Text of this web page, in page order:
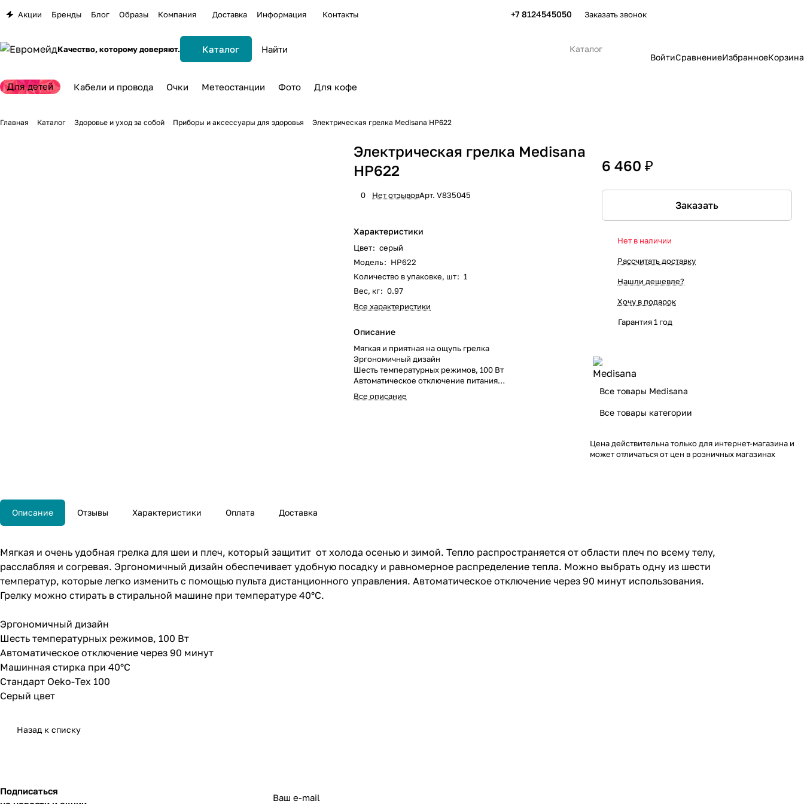
Акции Бренды Блог Образы Компания Доставка Информация Контакты +7 8124545050 Заказать звонок
Качество, которому доверяют. Каталог
Каталог
ВойтиСравнениеИзбранноеКорзина
Для детей Кабели и провода Очки Метеостанции Фото Для кофе
Главная Каталог Здоровье и уход за собой Приборы и аксессуары для здоровья Электрическая грелка Medisana HP622
Электрическая грелка Medisana
HP622
0 Нет отзывовАрт.V835045
Характеристики
Цвет: серый
Модель: HP622
Количество в упаковке, шт: 1
Вес, кг: 0.97
Все характеристики
Описание
Мягкая и приятная на ощупь грелка
Эргономичный дизайн
Шесть температурных режимов, 100 Вт
Автоматическое отключение питания
Машинная стирка при 40°C
Все описание
6 460 ₽
Заказать
Нет в наличии
Рассчитать доставку
Нашли дешевле?
Хочу в подарок
Гарантия 1 год
Все товары Medisana
Все товары категории
Цена действительна только для интернет-магазина и
может отличаться от цен в розничных магазинах
Описание Отзывы Характеристики Оплата Доставка
Мягкая и очень удобная грелка для шеи и плеч, который защитит от холода осенью и зимой. Тепло распространяется от области плеч по всему телу,
расслабляя и согревая. Эргономичный дизайн обеспечивает удобную посадку и равномерное распределение тепла. Можно выбрать одну из шести
температур, которые легко изменить с помощью пульта дистанционного управления. Автоматическое отключение через 90 минут использования.
Грелку можно стирать в стиральной машине при температуре 40°C.
Эргономичный дизайн
Шесть температурных режимов, 100 Вт
Автоматическое отключение через 90 минут
Машинная стирка при 40°C
Стандарт Oeko-Tex 100
Серый цвет
Назад к списку
Подписаться